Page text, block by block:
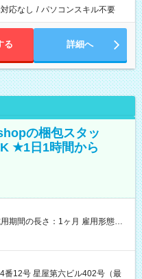
応なし / パソコンスキル不要
る 詳細へ
の梱包スタッ
★1日1時間から
期間の長さ：1ヶ月 雇用形態、
番12号 星屋第六ビル402号（最